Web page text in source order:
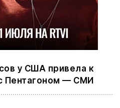
у США привела к
Пентагоном — СМИ